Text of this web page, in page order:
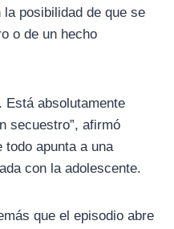
posibilidad de que se
o de un hecho
Está absolutamente
secuestro”, afirmó
todo apunta a una
con la adolescente.
que el episodio abre